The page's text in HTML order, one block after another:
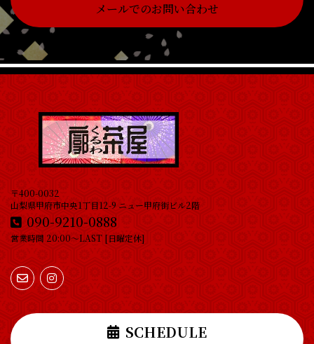
メールでのお問い合わせ
〒400-0032
山梨県甲府市中央1丁目12-9 ニュー甲府街ビル2階
090-9210-0888
営業時間 20:00～LAST [日曜定休]
SCHEDULE